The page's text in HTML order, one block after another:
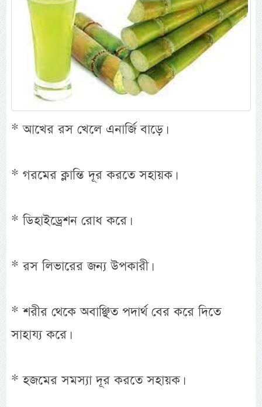
* আখের রস খেলে এনার্জি বাড়ে।
* গরমের ক্লান্তি দূর করতে সহায়ক।
* ডিহাইড্রেশন রোধ করে।
* রস লিভারের জন্য উপকারী।
* শরীর থেকে অবাঞ্ছিত পদার্থ বের করে দিতে
সাহায্য করে।
* হজমের সমস্যা দূর করতে সহায়ক।